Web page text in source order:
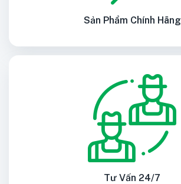
Sản Phẩm Chính Hãng
Tư Vấn 24/7